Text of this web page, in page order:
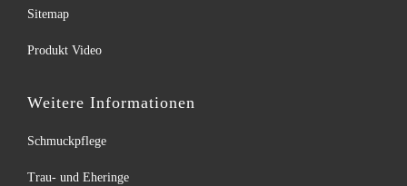
Sitemap
Produkt Video
Weitere Informationen
Schmuckpflege
Trau- und Eheringe